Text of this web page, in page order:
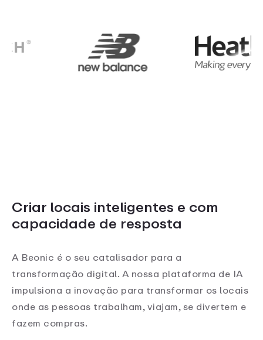
Criar locais inteligentes e com
capacidade de resposta
A Beonic é o seu catalisador para a
transformação digital. A nossa plataforma de IA
impulsiona a inovação para transformar os locais
onde as pessoas trabalham, viajam, se divertem e
fazem compras.